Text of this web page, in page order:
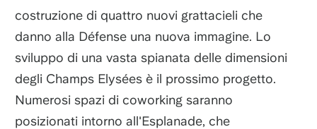
costruzione di quattro nuovi grattacieli che
danno alla Défense una nuova immagine. Lo
sviluppo di una vasta spianata delle dimensioni
degli Champs Elysées è il prossimo progetto.
Numerosi spazi di coworking saranno
posizionati intorno all'Esplanade, che